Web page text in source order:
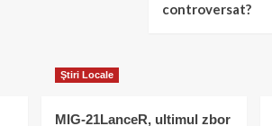
controversat?
Ştiri Locale
MIG-21LanceR, ultimul zbor